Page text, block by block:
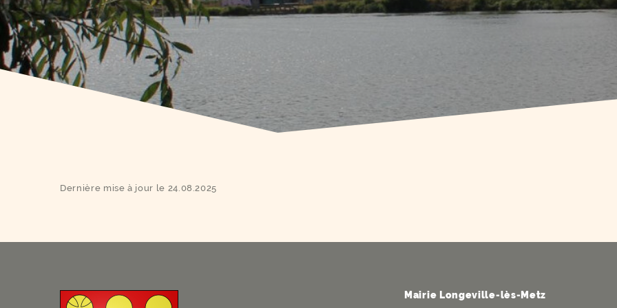
Dernière mise à jour le 24.08.2025
Mairie Longeville-lès-Metz